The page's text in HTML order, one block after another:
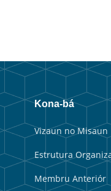
Kona-bá
Vizaun no Misaun
Estrutura
Membru Anteriór